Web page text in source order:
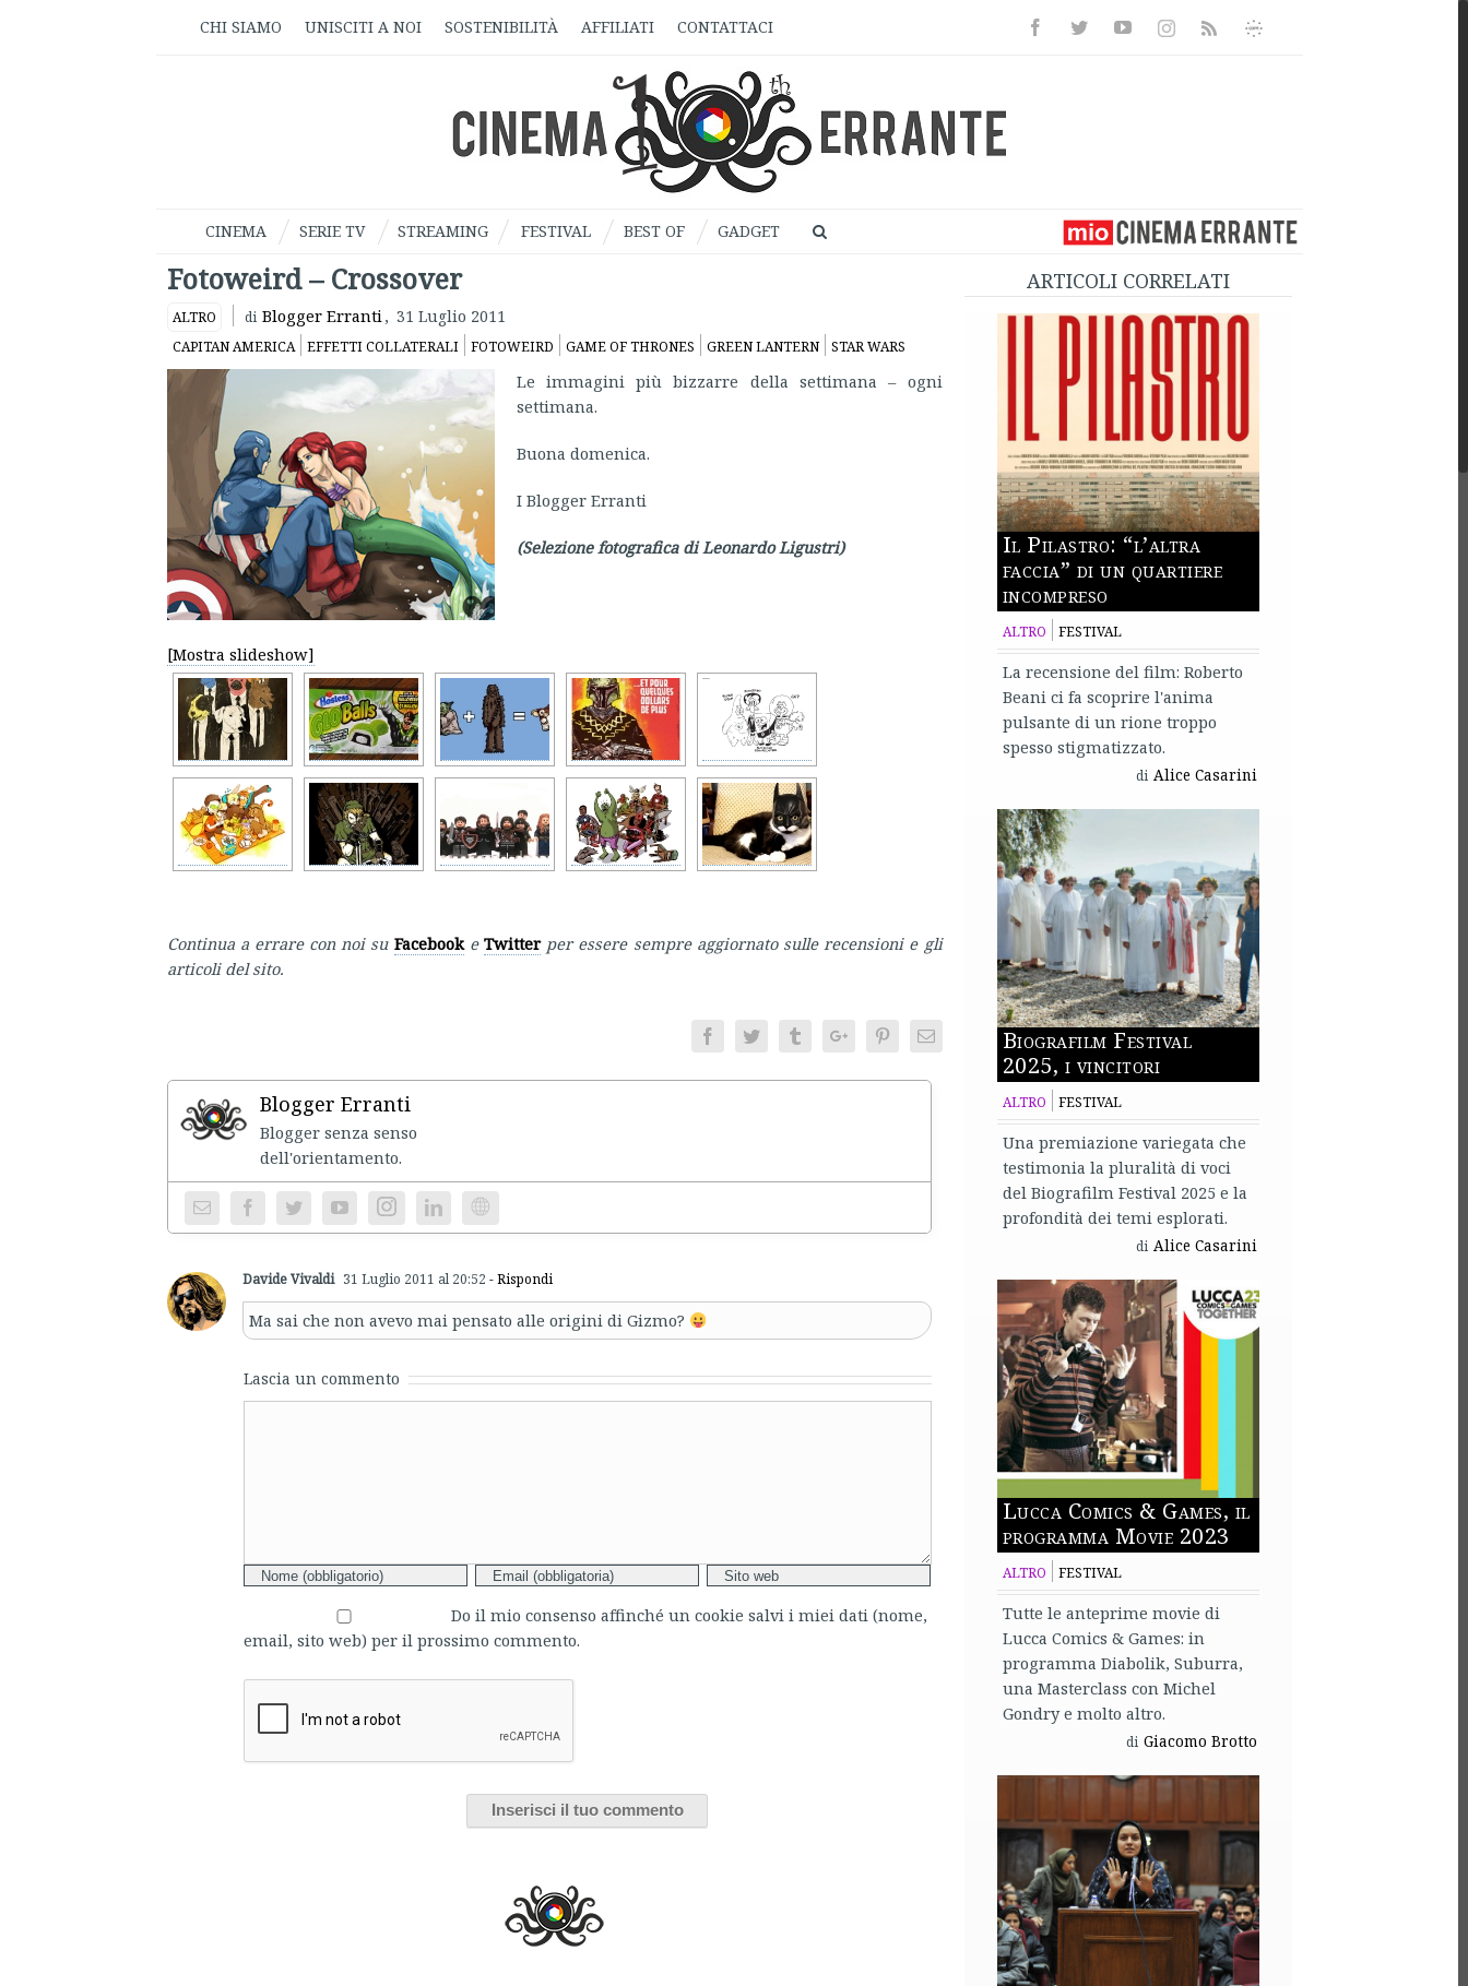
CHI SIAMO UNISCITI A NOI SOSTENIBILITÀ AFFILIATI CONTATTACI FacebookTwitterYoutubeInstagramRss
Informativa
CINEMA SERIE TV STREAMING FESTIVAL BEST OF GADGET
Fotoweird – Crossover
ALTRO di Blogger Erranti, 31 Luglio 2011
CAPITAN AMERICA EFFETTI COLLATERALI FOTOWEIRD GAME OF THRONES GREEN LANTERN STAR WARS
Le immagini più bizzarre della settimana – ogni
settimana.
Buona domenica.
I Blogger Erranti
(Selezione fotografica di Leonardo Ligustri)
[Mostra slideshow]
Continua a errare con noi su Facebook e Twitter per essere sempre aggiornato sulle recensioni e gli
articoli del sito.
FacebookTwitter TumblrGoogle+PinterestEmail
Blogger Erranti
Blogger senza senso
dell'orientamento.
Instagram Website
Davide Vivaldi 31 Luglio 2011 al 20:52 - Rispondi
Ma sai che non avevo mai pensato alle origini di Gizmo?
Lascia un commento
Do il mio consenso affinché un cookie salvi i miei dati (nome,
email, sito web) per il prossimo commento.
ARTICOLI CORRELATI
Il Pilastro: “l’altra
faccia” di un quartiere
incompreso
ALTRO FESTIVAL
La recensione del film: Roberto
Beani ci fa scoprire l'anima
pulsante di un rione troppo
spesso stigmatizzato.
di Alice Casarini
Biografilm Festival
2025, i vincitori
ALTRO FESTIVAL
Una premiazione variegata che
testimonia la pluralità di voci
del Biografilm Festival 2025 e la
profondità dei temi esplorati.
di Alice Casarini
Lucca Comics & Games, il
programma Movie 2023
ALTRO FESTIVAL
Tutte le anteprime movie di
Lucca Comics & Games: in
programma Diabolik, Suburra,
una Masterclass con Michel
Gondry e molto altro.
di Giacomo Brotto